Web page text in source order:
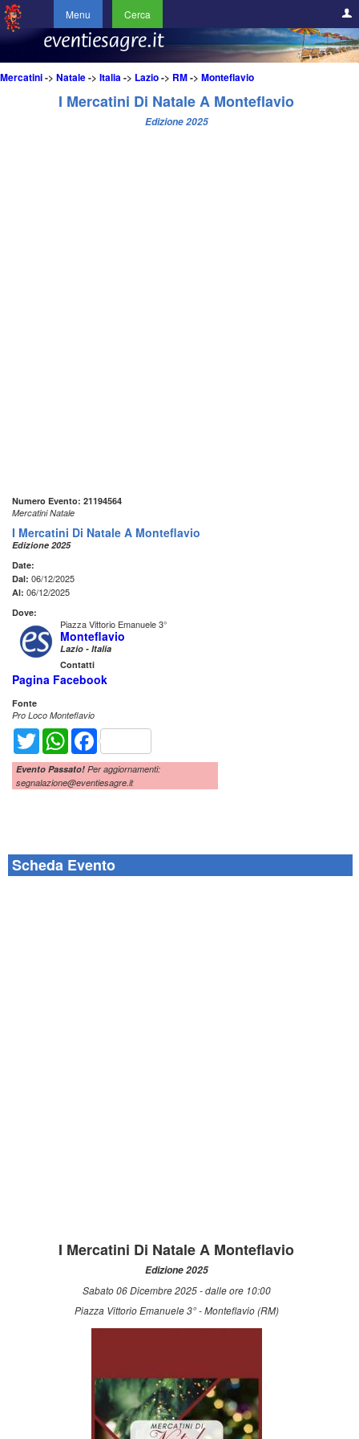
Menu Cerca
Mercatini-> Natale-> Italia-> Lazio-> RM-> Monteflavio
I Mercatini Di Natale A Monteflavio
Edizione 2025
Numero Evento: 21194564
Mercatini Natale
I Mercatini Di Natale A Monteflavio
Edizione 2025
Date:
Dal: 06/12/2025
Al: 06/12/2025
Dove:
Piazza Vittorio Emanuele 3°
Monteflavio
Lazio - Italia
Contatti
Pagina Facebook
Fonte
Pro Loco Monteflavio
Twitter WhatsAppFacebook
Evento Passato! Per aggiornamenti:
segnalazione@eventiesagre.it
Scheda Evento
I Mercatini Di Natale A Monteflavio
Edizione 2025
Sabato 06 Dicembre 2025 - dalle ore 10:00
Piazza Vittorio Emanuele 3° - Monteflavio (RM)